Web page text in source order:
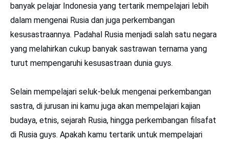
banyak pelajar Indonesia yang tertarik mempelajari lebih
dalam mengenai Rusia dan juga perkembangan
kesusastraannya. Padahal Rusia menjadi salah satu negara
yang melahirkan cukup banyak sastrawan ternama yang
turut mempengaruhi kesusastraan dunia guys.
Selain mempelajari seluk-beluk mengenai perkembangan
sastra, di jurusan ini kamu juga akan mempelajari kajian
budaya, etnis, sejarah Rusia, hingga perkembangan filsafat
di Rusia guys. Apakah kamu tertarik untuk mempelajari